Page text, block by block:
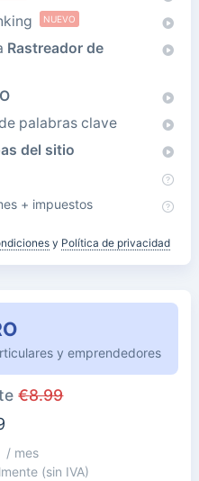
NUEVO
Rastreador de
palabras clave
del sitio
+ impuestos
y Política de privacidad
y emprendedores
€8.99
/ mes
(sin IVA)